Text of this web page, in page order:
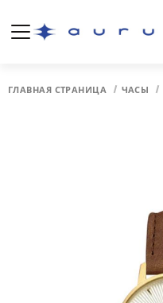
ГЛАВНАЯ СТРАНИЦА ЧАСЫ